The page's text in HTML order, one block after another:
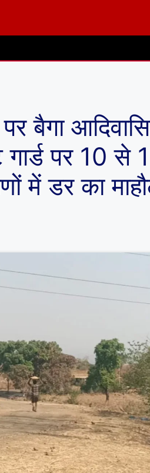
बैगा
पर 10 से
में डर का